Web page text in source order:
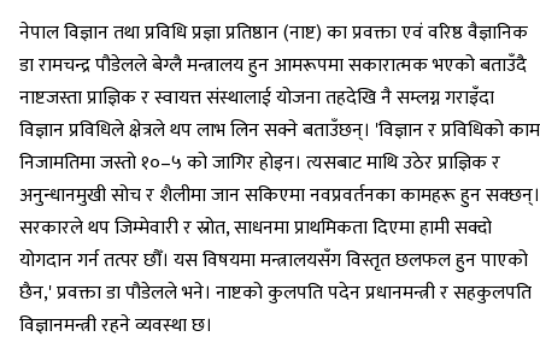
नेपाल विज्ञान तथा प्रविधि प्रज्ञा प्रतिष्ठान (नाष्ट) का प्रवक्ता एवं वरिष्ठ वैज्ञानिक
डा रामचन्द्र पौडेलले बेग्लै मन्त्रालय हुन आमरूपमा सकारात्मक भएको बताउँदै
नाष्टजस्ता प्राज्ञिक र स्वायत्त संस्थालाई योजना तहदेखि नै सम्लग्न गराइँदा
विज्ञान प्रविधिले क्षेत्रले थप लाभ लिन सक्ने बताउँछन्। 'विज्ञान र प्रविधिको काम
निजामतिमा जस्तो १०–५ को जागिर होइन। त्यसबाट माथि उठेर प्राज्ञिक र
अनुन्धानमुखी सोच र शैलीमा जान सकिएमा नवप्रवर्तनका कामहरू हुन सक्छन्।
सरकारले थप जिम्मेवारी र स्रोत, साधनमा प्राथमिकता दिएमा हामी सक्दो
योगदान गर्न तत्पर छौँ। यस विषयमा मन्त्रालयसँग विस्तृत छलफल हुन पाएको
छैन,' प्रवक्ता डा पौडेलले भने। नाष्टको कुलपति पदेन प्रधानमन्त्री र सहकुलपति
विज्ञानमन्त्री रहने व्यवस्था छ।